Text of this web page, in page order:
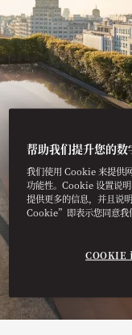
BARCELONA
帮助我们提升您的数
我们使用 Cookie 来提供
功能性。Cookie 设置说
提供更多的信息，并且说
Cookie”即表示您同意我
COOKIE